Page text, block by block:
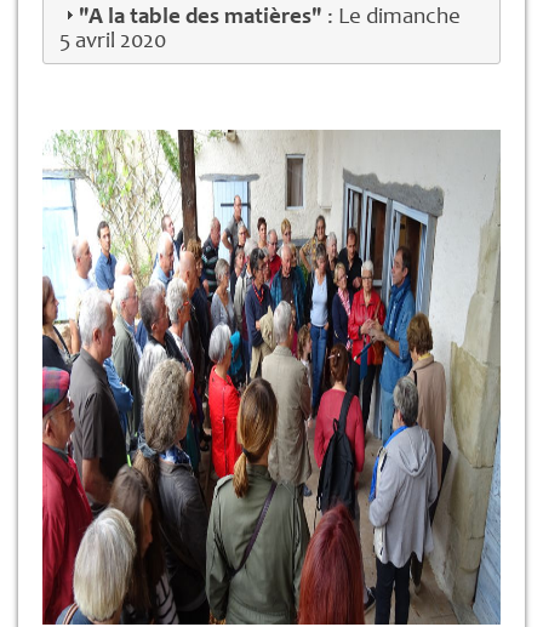
"A la table des matières" : Le dimanche
5 avril 2020